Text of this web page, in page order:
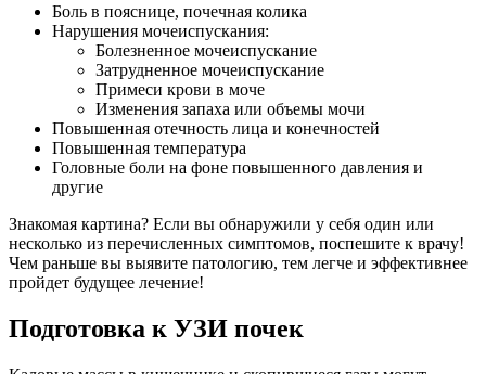
Боль в пояснице, почечная колика
Нарушения мочеиспускания:
Болезненное мочеиспускание
Затрудненное мочеиспускание
Примеси крови в моче
Изменения запаха или объемы мочи
Повышенная отечность лица и конечностей
Повышенная температура
Головные боли на фоне повышенного давления и
другие
Знакомая картина? Если вы обнаружили у себя один или
несколько из перечисленных симптомов, поспешите к врачу!
Чем раньше вы выявите патологию, тем легче и эффективнее
пройдет будущее лечение!
Подготовка к УЗИ почек